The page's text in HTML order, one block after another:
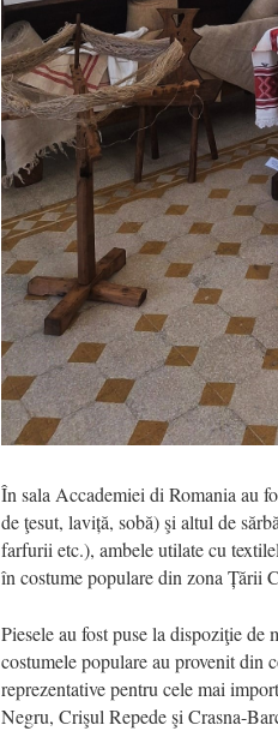
În sala Accademiei di Romania au
de ţesut, laviță, sobă) şi altul de
farfurii etc.), ambele utilate cu
în costume populare din zona Țării
Piesele au fost puse la dispoziţie
costumele populare au provenit din
reprezentative pentru cele mai
Negru, Crişul Repede şi Crasna-